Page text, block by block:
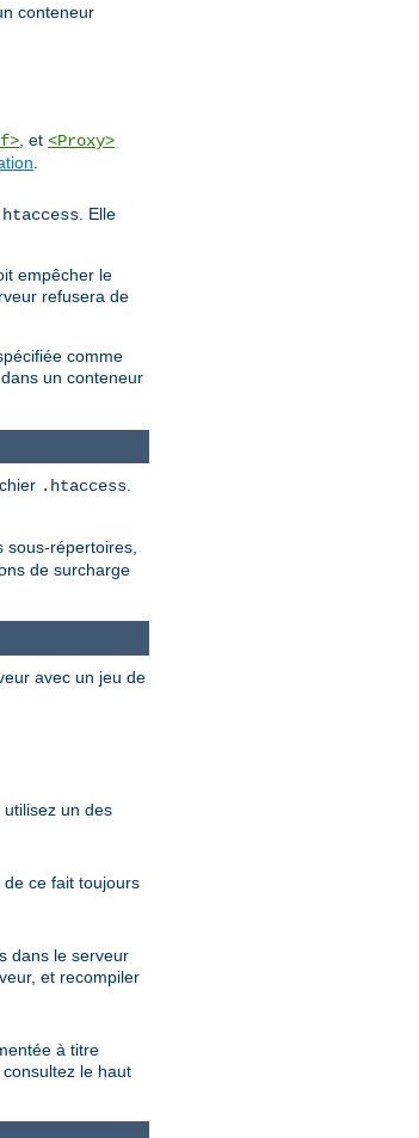
conteneur
, et <Proxy>
. Elle
empêcher le
refusera de
comme
dans un conteneur
.htaccess.
sous-répertoires,
de surcharge
avec un jeu de
utilisez un des
ce fait toujours
dans le serveur
et recompiler
à titre
le haut